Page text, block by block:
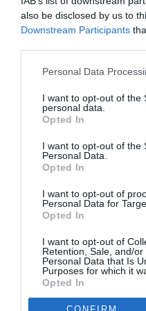
also be disclosed by us to
Downstream Participants
Personal Data
I want to opt-out of the
personal data.
Opted In
I want to opt-out of the
Personal Data.
Opted In
I want to opt-out of
Personal Data for
Opted In
I want to opt-out of
Retention, Sale, and/
Personal Data that Is
Purposes for which it
Opted In
παιχνίδι της χαράς,
της Κάρμεν
Ρουγγέρη στο 55ο
2026